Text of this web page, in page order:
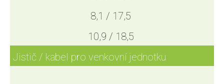
8,1 / 17,5
10,9 / 18,5
Jistič / kabel pro venkovní jednotku